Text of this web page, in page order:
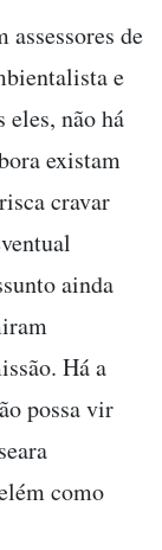
de
e
eles, não há
existam
cravar
ainda
Há a
possa vir
como